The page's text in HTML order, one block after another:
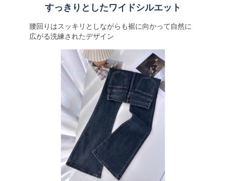
すっきりとしたワイドシルエット
腰回りはスッキリとしながらも裾に向かって自然に
広がる洗練されたデザイン